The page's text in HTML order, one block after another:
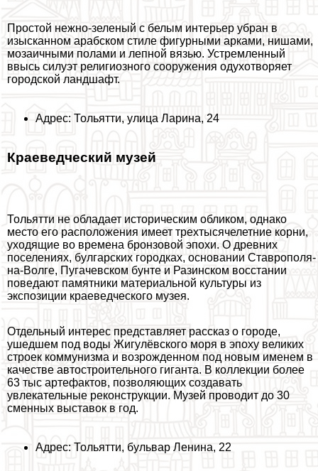
Простой нежно-зеленый с белым интерьер убран в
изысканном арабском стиле фигурными арками, нишами,
мозаичными полами и лепной вязью. Устремленный
ввысь силуэт религиозного сооружения одухотворяет
городской ландшафт.
Адрес: Тольятти, улица Ларина, 24
Краеведческий музей
Тольятти не обладает историческим обликом, однако
место его расположения имеет трехтысячелетние корни,
уходящие во времена бронзовой эпохи. О древних
поселениях, булгарских городках, основании Ставрополя-
на-Волге, Пугачевском бунте и Разинском восстании
поведают памятники материальной культуры из
экспозиции краеведческого музея.
Отдельный интерес представляет рассказ о городе,
ушедшем под воды Жигулёвского моря в эпоху великих
строек коммунизма и возрожденном под новым именем в
качестве автостроительного гиганта. В коллекции более
63 тыс артефактов, позволяющих создавать
увлекательные реконструкции. Музей проводит до 30
сменных выставок в год.
Адрес: Тольятти, бульвар Ленина, 22